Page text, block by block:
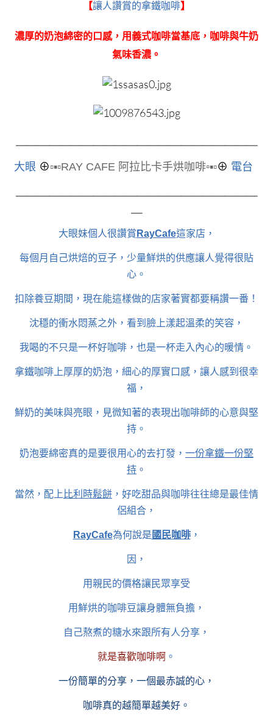
【讓人讚賞的拿鐵咖啡】
濃厚的奶泡綿密的口感，用義式咖啡當基底，咖啡與牛奶
氣味香濃。
大眼 ⊕▫▪▫RAY CAFE 阿拉比卡手烘咖啡▫▪▫⊕ 電台
大眼妹個人很讚賞 RayCafe這家店，
每個月自己烘焙的豆子，少量鮮烘的供應讓人覺得很貼
心。
扣除養豆期間，現在能這樣做的店家著實都要稱讚一番！
沈穩的衝水悶蒸之外，看到臉上漾起溫柔的笑容，
我喝的不只是一杯好咖啡，也是一杯走入內心的暖情。
拿鐵咖啡上厚厚的奶泡，細心的厚實口感，讓人感到很幸
福，
鮮奶的美味與亮眼，見微知著的表現出咖啡師的心意與堅
持。
奶泡要綿密真的是要很用心的去打發， 一份拿鐵一份堅
持 。
當然，配上 比利時鬆餅 ，好吃甜品與咖啡往往總是最佳情
侶組合，
RayCafe為何說是 國民咖啡，
因，
用親民的價格讓民眾享受
用鮮烘的咖啡豆讓身體無負擔，
自己熬煮的糖水來跟所有人分享，
就是喜歡咖啡啊 。
一份簡單的分享，一個最赤誠的心，
咖啡真的越簡單越美好。